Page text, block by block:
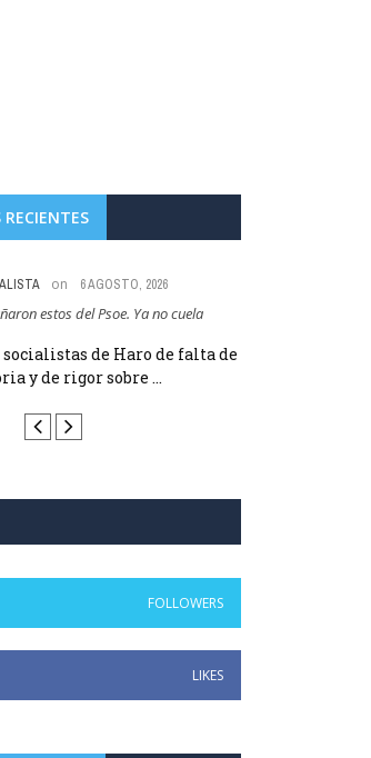
on 6 AGOSTO, 2026
estos del Psoe. Ya no cuela
socialistas de Haro de falta de
y de rigor sobre ...
FOLLOWERS
LIKES